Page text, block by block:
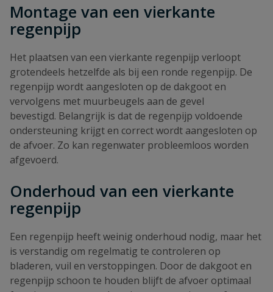
Montage van een vierkante
regenpijp
Het plaatsen van een vierkante regenpijp verloopt
grotendeels hetzelfde als bij een ronde regenpijp. De
regenpijp wordt aangesloten op de dakgoot en
vervolgens met muurbeugels aan de gevel
bevestigd. Belangrijk is dat de regenpijp voldoende
ondersteuning krijgt en correct wordt aangesloten op
de afvoer. Zo kan regenwater probleemloos worden
afgevoerd.
Onderhoud van een vierkante
regenpijp
Een regenpijp heeft weinig onderhoud nodig, maar het
is verstandig om regelmatig te controleren op
bladeren, vuil en verstoppingen. Door de dakgoot en
regenpijp schoon te houden blijft de afvoer optimaal